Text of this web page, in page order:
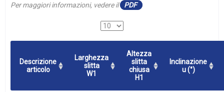
Per maggiori informazioni, vedere ilPDF
Descrizione
articolo
Larghezza
slitta
W1
Altezza
slitta
chiusa
H1
Inclinazione
u (°)